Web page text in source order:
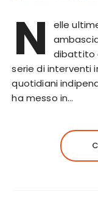
N
elle
dibattito
serie di interventi
quotidiani
ha messo in…